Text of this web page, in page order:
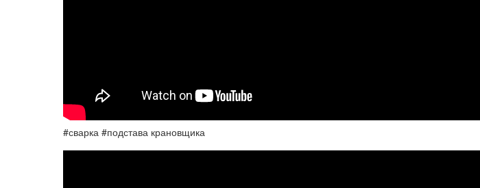
#сварка #подстава крановщика